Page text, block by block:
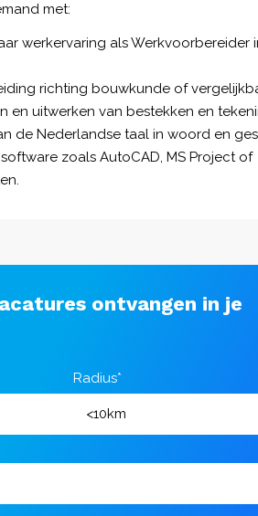
met:
werkervaring als Werkvoorbereider
richting bouwkunde of
en uitwerken van bestekken en
de Nederlandse taal in woord en
zoals AutoCAD, MS Project of
ontvangen in je
Radius*